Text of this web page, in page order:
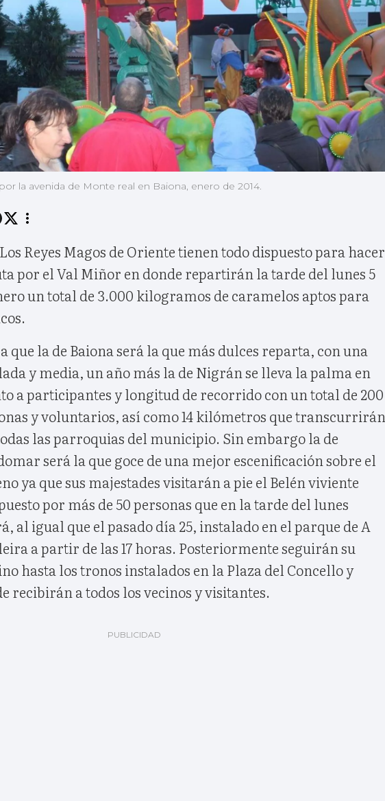
la avenida de Monte real en Baiona, enero de 2014.
Reyes Magos de Oriente tienen todo dispuesto para hacer
por el Val Miñor en donde repartirán la tarde del lunes 5
un total de 3.000 kilogramos de caramelos aptos para
a que la de Baiona será la que más dulces reparta, con una
y media, un año más la de Nigrán se lleva la palma en
a participantes y longitud de recorrido con un total de 200
y voluntarios, así como 14 kilómetros que transcurrirán
las parroquias del municipio. Sin embargo la de
será la que goce de una mejor escenificación sobre el
ya que sus majestades visitarán a pie el Belén viviente
por más de 50 personas que en la tarde del lunes
al igual que el pasado día 25, instalado en el parque de A
a partir de las 17 horas. Posteriormente seguirán su
hasta los tronos instalados en la Plaza del Concello y
recibirán a todos los vecinos y visitantes.